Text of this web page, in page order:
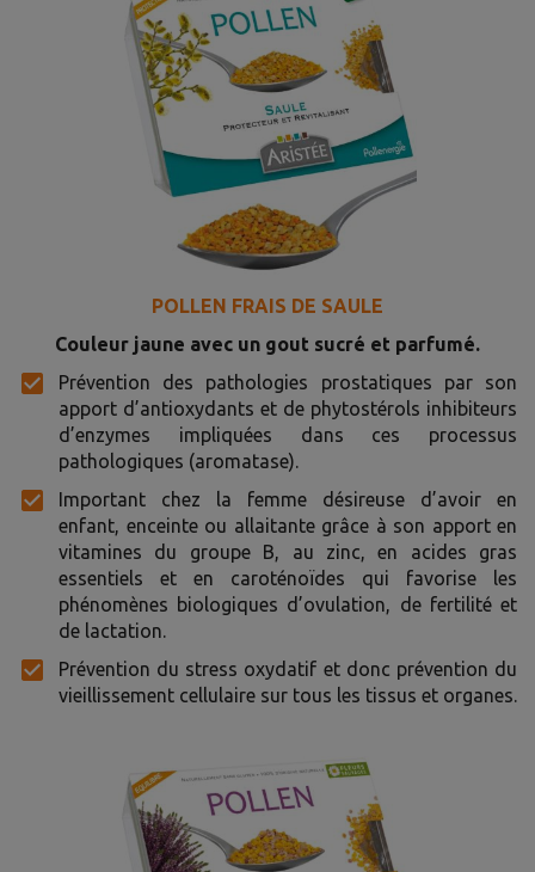
POLLEN FRAIS DE SAULE
Couleur jaune avec un gout sucré et parfumé.
Prévention des pathologies prostatiques par son
apport d’antioxydants et de phytostérols inhibiteurs
d’enzymes impliquées dans ces processus
pathologiques (aromatase).
Important chez la femme désireuse d’avoir en
enfant, enceinte ou allaitante grâce à son apport en
vitamines du groupe B, au zinc, en acides gras
essentiels et en caroténoïdes qui favorise les
phénomènes biologiques d’ovulation, de fertilité et
de lactation.
Prévention du stress oxydatif et donc prévention du
vieillissement cellulaire sur tous les tissus et organes.